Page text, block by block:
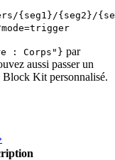
{seg1}/{seg2}/
: Corps"} par
aussi passer un
Kit personnalisé.